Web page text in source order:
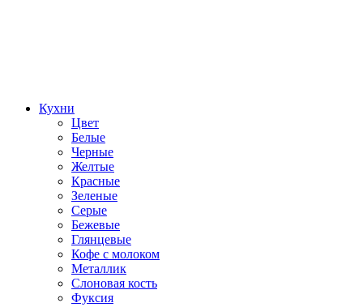
Кухни
Цвет
Белые
Черные
Желтые
Красные
Зеленые
Серые
Бежевые
Глянцевые
Кофе с молоком
Металлик
Слоновая кость
Фуксия